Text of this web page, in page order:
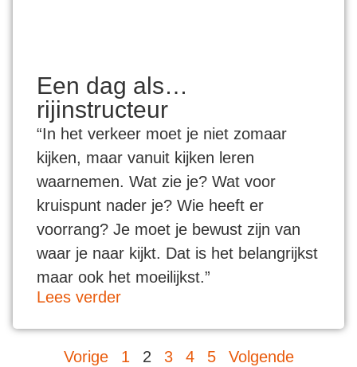
Een dag als…
rijinstructeur
“In het verkeer moet je niet zomaar
kijken, maar vanuit kijken leren
waarnemen. Wat zie je? Wat voor
kruispunt nader je? Wie heeft er
voorrang? Je moet je bewust zijn van
waar je naar kijkt. Dat is het belangrijkst
maar ook het moeilijkst.”
Lees verder
Vorige 1 2 3 4 5 Volgende